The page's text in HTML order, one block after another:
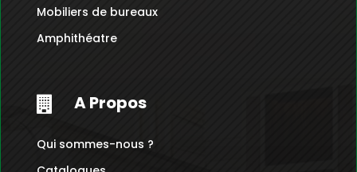
Mobiliers de bureaux
Amphithéatre
 A Propos
Qui sommes-nous ?